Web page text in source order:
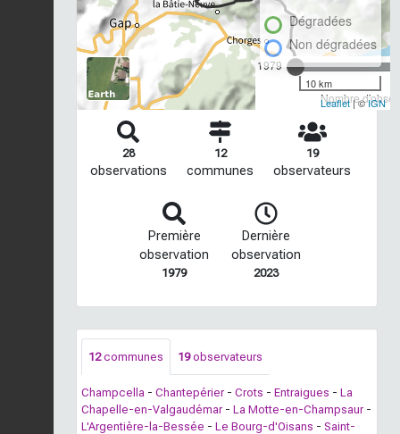
1979
Nombre
Dégradées
Non dégradées
10 km
Leaflet| ©IGN
28
observations
12
communes
19
observateurs
Première
observation
1979
Dernière
observation
2023
12communes 19observateurs
Champcella - Chantepérier - Crots - Entraigues - La
Chapelle-en-Valgaudémar - La Motte-en-Champsaur -
L'Argentière-la-Bessée - Le Bourg-d'Oisans - Saint-